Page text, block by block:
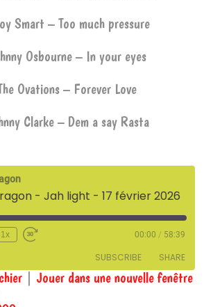
Smart – Too much pressure
Osbourne – In your eyes
Ovations – Forever Love
Clarke – Dem a say Rasta
- Jah light - 17 février 2026
1x 00:00 / 58:39
SUBSCRIBE SHARE
Jouer dans une nouvelle fenêtre